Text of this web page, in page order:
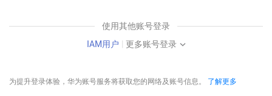
使用其他账号登录
IAM用户 | 更多账号登录
为提升登录体验，华为账号服务将获取您的网络及账号信息。 了解更多